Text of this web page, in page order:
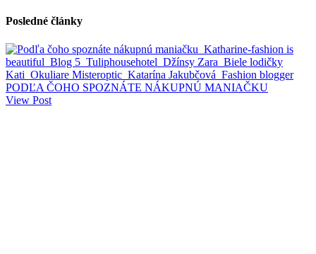
Posledné články
PODĽA ČOHO SPOZNÁTE NÁKUPNÚ MANIAČKU
View Post